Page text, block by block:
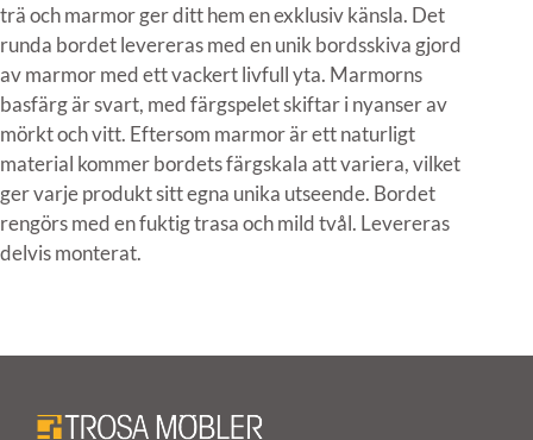
trä och marmor ger ditt hem en exklusiv känsla. Det
runda bordet levereras med en unik bordsskiva gjord
av marmor med ett vackert livfull yta. Marmorns
basfärg är svart, med färgspelet skiftar i nyanser av
mörkt och vitt. Eftersom marmor är ett naturligt
material kommer bordets färgskala att variera, vilket
ger varje produkt sitt egna unika utseende. Bordet
rengörs med en fuktig trasa och mild tvål. Levereras
delvis monterat.